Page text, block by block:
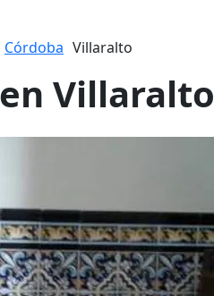
Córdoba Villaralto
Villaralto